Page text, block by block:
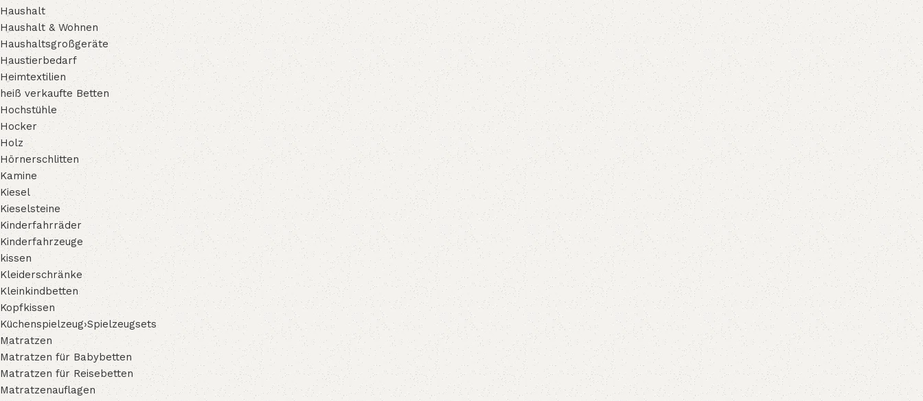
Haushalt
Haushalt & Wohnen
Haushaltsgroßgeräte
Haustierbedarf
Heimtextilien
heiß verkaufte Betten
Hochstühle
Hocker
Holz
Hörnerschlitten
Kamine
Kiesel
Kieselsteine
Kinderfahrräder
Kinderfahrzeuge
kissen
Kleiderschränke
Kleinkindbetten
Kopfkissen
Küchenspielzeug›Spielzeugsets
Matratzen
Matratzen für Babybetten
Matratzen für Reisebetten
Matratzenauflagen